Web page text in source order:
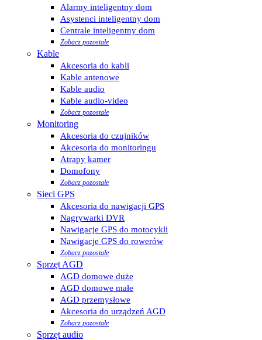
Alarmy inteligentny dom
Asystenci inteligentny dom
Centrale inteligentny dom
Zobacz pozostałe
Kable
Akcesoria do kabli
Kable antenowe
Kable audio
Kable audio-video
Zobacz pozostałe
Monitoring
Akcesoria do czujników
Akcesoria do monitoringu
Atrapy kamer
Domofony
Zobacz pozostałe
Sieci GPS
Akcesoria do nawigacji GPS
Nagrywarki DVR
Nawigacje GPS do motocykli
Nawigacje GPS do rowerów
Zobacz pozostałe
Sprzęt AGD
AGD domowe duże
AGD domowe małe
AGD przemysłowe
Akcesoria do urządzeń AGD
Zobacz pozostałe
Sprzęt audio